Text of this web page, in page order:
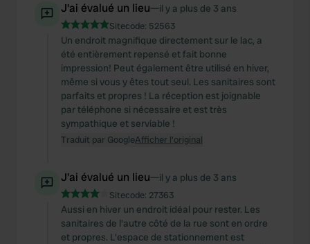
J'ai évalué un lieu—il y a plus de 3 ans
Sitecode: 52563
Un endroit magnifique directement sur le lac, a
été entièrement repensé et fait bonne
impression! Peut également être utilisé en hiver,
même si vous y êtes tout seul. Les sanitaires sont
parfaits et propres ! La réception est joignable
par téléphone si nécessaire et est très
sympathique et serviable !
Traduit par GoogleAfficher l'original
J'ai évalué un lieu—il y a plus de 3 ans
Sitecode: 27363
Aussi en hiver un endroit idéal pour rester. Les
sanitaires de l'autre côté de la rue sont en ordre
et propres. L'espace de stationnement est